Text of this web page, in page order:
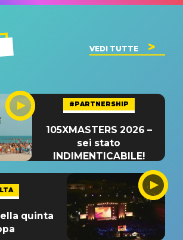
VEDI TUTTE
#PARTNERSHIP
105XMASTERS 2026 –
sei stato
INDIMENTICABILE!
quinta